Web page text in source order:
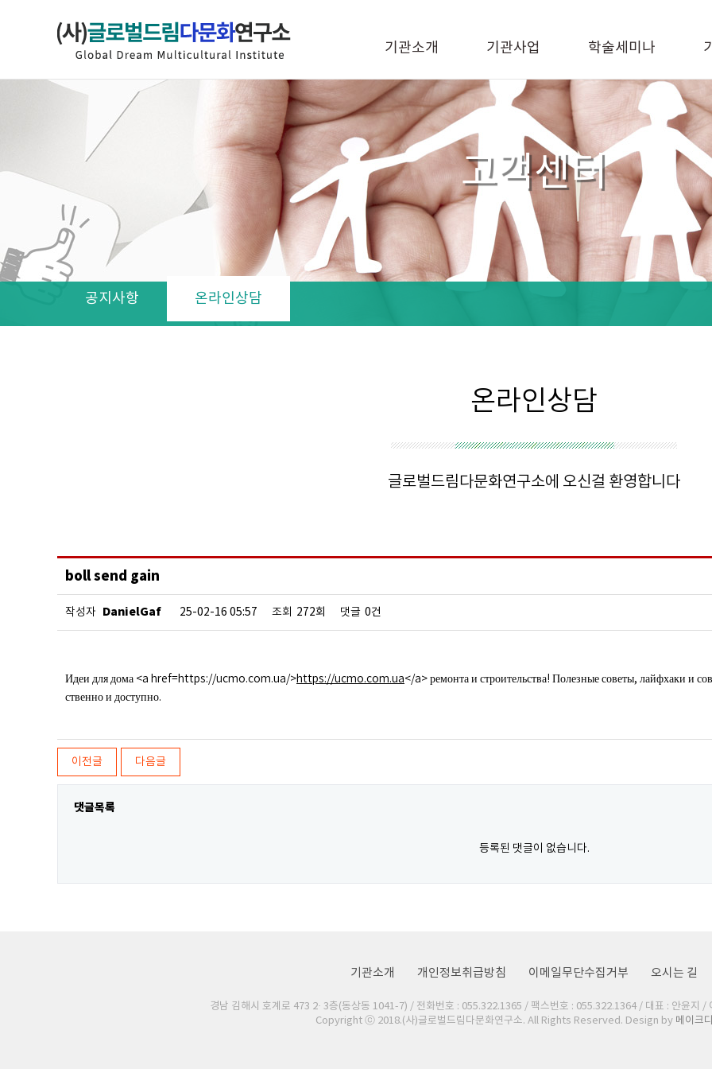
기관소개 기관사업 학술세미나
고객센터
공지사항 온라인상담
온라인상담
글로벌드림다문화연구소에 오신걸 환영합니다
boll send gain
작성자 DanielGaf 25-02-16 05:57 조회 272회 댓글 0건
Идеи для дома <a href=https://ucmo.com.ua/>https://ucmo.com.ua</a> ремонта и строительства! Полезные советы, лайфхаки и
ственно и доступно.
이전글 다음글
댓글목록
등록된 댓글이 없습니다.
기관소개 개인정보취급방침 이메일무단수집거부 오시는 길
경남 김해시 호계로 473 2· 3층(동상동 1041-7) / 전화번호 : 055.322.1365 / 팩스번호 : 055.322.1364 / 대표 : 안윤
Copyright ⓒ 2018.(사)글로벌드림다문화연구소. All Rights Reserved. Design by 메이크